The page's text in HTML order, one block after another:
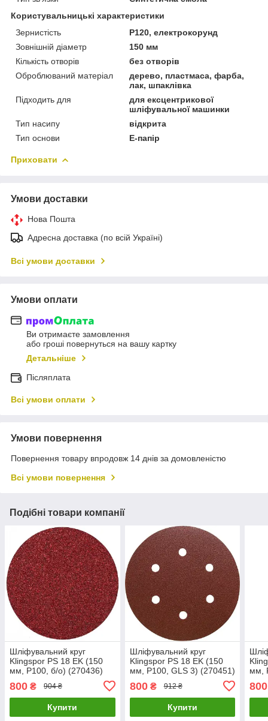
Користувальницькі характеристики
Зернистість
Р120, електрокорунд
Зовнішній діаметр
150 мм
Кількість отворів
без отворів
Оброблюваний матеріал
дерево, пластмаса, фарба,
лак, шпаклівка
Підходить для
для ексцентрикової
шліфувальної машинки
Тип насипу
відкрита
Тип основи
Е-папір
Приховати
Умови доставки
Нова Пошта
Адресна доставка (по всій Україні)
Всі умови доставки
Умови оплати
Ви отримаєте замовлення
або гроші повернуться на вашу картку
Детальніше
Післяплата
Всі умови оплати
Умови повернення
Повернення товару впродовж 14 днів за домовленістю
Всі умови повернення
Подібні товари компанії
Шліфувальний круг
Klingspor PS 18 EK (150
мм, P100, б/о) (270436)
800 ₴ 904 ₴
Купити
Шліфувальний круг
Klingspor PS 18 EK (150
мм, P100, GLS 3) (270451)
800₴ 912 ₴
Купити
мм,
800